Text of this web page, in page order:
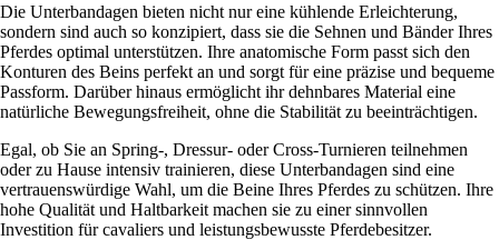
Die Unterbandagen bieten nicht nur eine kühlende Erleichterung,
sondern sind auch so konzipiert, dass sie die Sehnen und Bänder Ihres
Pferdes optimal unterstützen. Ihre anatomische Form passt sich den
Konturen des Beins perfekt an und sorgt für eine präzise und bequeme
Passform. Darüber hinaus ermöglicht ihr dehnbares Material eine
natürliche Bewegungsfreiheit, ohne die Stabilität zu beeinträchtigen.
Egal, ob Sie an Spring-, Dressur- oder Cross-Turnieren teilnehmen
oder zu Hause intensiv trainieren, diese Unterbandagen sind eine
vertrauenswürdige Wahl, um die Beine Ihres Pferdes zu schützen. Ihre
hohe Qualität und Haltbarkeit machen sie zu einer sinnvollen
Investition für cavaliers und leistungsbewusste Pferdebesitzer.